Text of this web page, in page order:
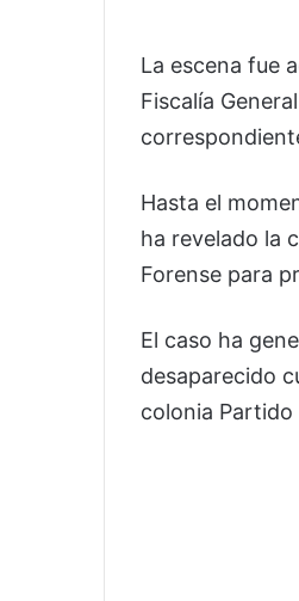
La escena fue
Fiscalía
Hasta el
ha revelado la
Forense para
El caso ha
desaparecido
colonia Partido